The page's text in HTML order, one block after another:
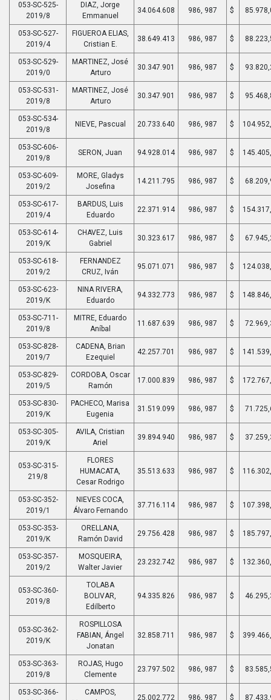
053-SC-525-
2019/8
DIAZ, Jorge
Emmanuel
34.064.608 986, 987 $
053-SC-527-
2019/4
FIGUEROA ELIAS,
Cristian E.
38.649.413 986, 987 $
053-SC-529-
2019/0
MARTINEZ, José
Arturo
30.347.901 986, 987 $
053-SC-531-
2019/8
MARTINEZ, José
Arturo
30.347.901 986, 987 $
053-SC-534-
2019/8
NIEVE, Pascual 20.733.640 986, 987 $
053-SC-606-
2019/8
SERON, Juan 94.928.014 986, 987 $
053-SC-609-
2019/2
MORE, Gladys
Josefina
14.211.795 986, 987 $
053-SC-617-
2019/4
BARDUS, Luis
Eduardo
22.371.914 986, 987 $
053-SC-614-
2019/K
CHAVEZ, Luis
Gabriel
30.323.617 986, 987 $
053-SC-618-
2019/2
FERNANDEZ
CRUZ, Iván
95.071.071 986, 987 $
053-SC-623-
2019/K
NINA RIVERA,
Eduardo
94.332.773 986, 987 $
053-SC-711-
2019/8
MITRE, Eduardo
Aníbal
11.687.639 986, 987 $
053-SC-828-
2019/7
CADENA, Brian
Ezequiel
42.257.701 986, 987 $
053-SC-829-
2019/5
CORDOBA, Oscar
Ramón
17.000.839 986, 987 $
053-SC-830-
2019/K
PACHECO, Marisa
Eugenia
31.519.099 986, 987 $
053-SC-305-
2019/K
AVILA, Cristian
Ariel
39.894.940 986, 987 $
053-SC-315-
219/8
FLORES
HUMACATA,
Cesar Rodrigo
35.513.633 986, 987 $
053-SC-352-
2019/1
NIEVES COCA,
Álvaro Fernando
37.716.114 986, 987 $
053-SC-353-
2019/K
ORELLANA,
Ramón David
29.756.428 986, 987 $
053-SC-357-
2019/2
MOSQUEIRA,
Walter Javier
23.232.742 986, 987 $
053-SC-360-
2019/8
TOLABA
BOLIVAR,
Edilberto
94.335.826 986, 987 $
053-SC-362-
2019/K
ROSPILLOSA
FABIAN, Ángel
Jonatan
32.858.711 986, 987 $
053-SC-363-
2019/8
ROJAS, Hugo
Clemente
23.797.502 986, 987 $
053-SC-366-
CAMPOS,
25.002.772 986, 987 $